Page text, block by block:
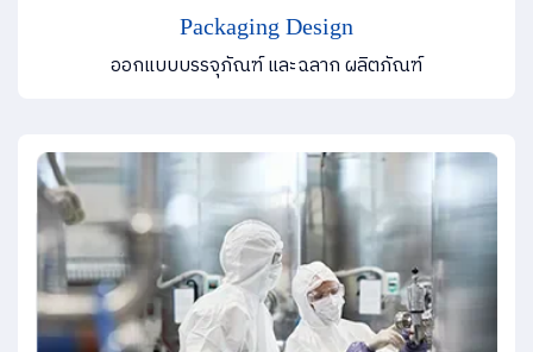
Packaging Design
ออกแบบบรรจุภัณฑ์ และฉลาก ผลิตภัณฑ์